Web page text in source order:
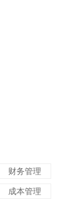
财务管理
成本管理